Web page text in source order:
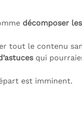
décomposer
tout le contenu
qui
est imminent.